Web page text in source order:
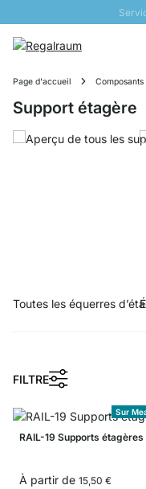
Livraison
PROMO
Page d'accueil Composants
Support étagère
Toutes les équerres
FILTRE
Sur
RAIL-19 Supports étagères
À partir de 15,50 €